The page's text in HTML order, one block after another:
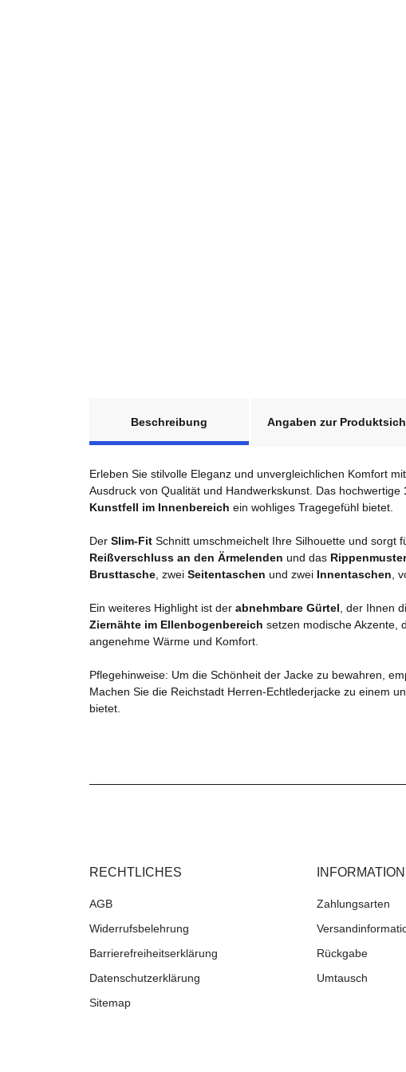
Beschreibung
Angaben zur
Erleben Sie stilvolle Eleganz und unvergleichlichen Komfort
Ausdruck von Qualität und Handwerkskunst. Das hochwertige
Kunstfell im Innenbereich ein wohliges Tragegefühl bietet.
Der Slim-Fit Schnitt umschmeichelt Ihre Silhouette und sorgt
Reißverschluss an den Ärmelenden und das
Brusttasche , zwei Seitentaschen und zwei Innentaschen ,
Ein weiteres Highlight ist der abnehmbare Gürtel , der Ihnen
Ziernähte im Ellenbogenbereich setzen modische Akzente,
angenehme Wärme und Komfort.
Pflegehinweise: Um die Schönheit der Jacke zu bewahren,
Machen Sie die Reichstadt Herren-Echtlederjacke zu einem
bietet.
RECHTLICHES
AGB
Widerrufsbelehrung
Barrierefreiheitserklärung
Datenschutzerklärung
Sitemap
Zahlungsarten
Rückgabe
Umtausch